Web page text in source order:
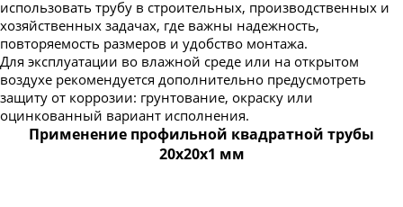
использовать трубу в строительных, производственных и
хозяйственных задачах, где важны надежность,
повторяемость размеров и удобство монтажа.
Для эксплуатации во влажной среде или на открытом
воздухе рекомендуется дополнительно предусмотреть
защиту от коррозии: грунтование, окраску или
оцинкованный вариант исполнения.
Применение профильной квадратной трубы
20х20х1 мм